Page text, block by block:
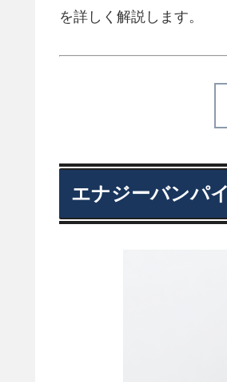
を詳しく解説します。
エナジーバンパ